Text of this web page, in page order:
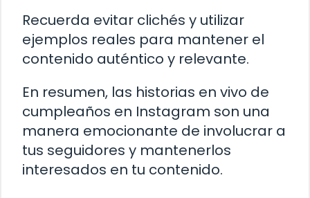
Recuerda evitar clichés y utilizar
ejemplos reales para mantener el
contenido auténtico y relevante.
En resumen, las historias en vivo de
cumpleaños en Instagram son una
manera emocionante de involucrar a
tus seguidores y mantenerlos
interesados en tu contenido.